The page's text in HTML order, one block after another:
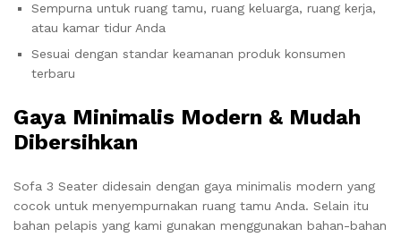
Sempurna untuk ruang tamu, ruang keluarga, ruang kerja,
atau kamar tidur Anda
Sesuai dengan standar keamanan produk konsumen
terbaru
Gaya Minimalis Modern & Mudah
Dibersihkan
Sofa 3 Seater didesain dengan gaya minimalis modern yang
cocok untuk menyempurnakan ruang tamu Anda. Selain itu
bahan pelapis yang kami gunakan menggunakan bahan-bahan